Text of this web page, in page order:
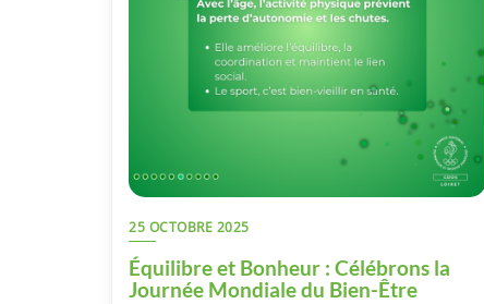
25 OCTOBRE 2025
Équilibre et Bonheur : Célébrons la
Journée Mondiale du Bien-Être